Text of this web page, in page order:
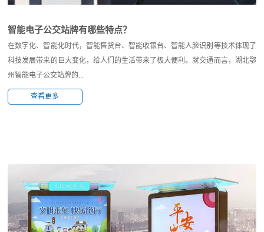
智能电子公交站牌有哪些特点？
在数字化、智能化时代，智能售货台、智能收银台、智能人脸识别等技术体现了
科技发展带来的巨大变化，给人们的生活带来了极大便利。就交通而言，湖北鄂
州智能电子公交站牌的...
查看更多